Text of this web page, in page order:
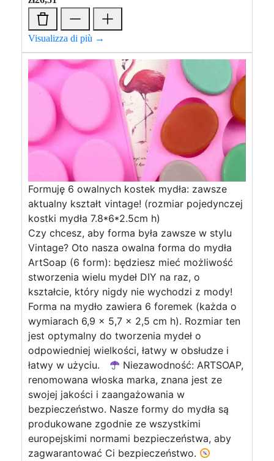
Visualizza di più →
Formuję 6 owalnych kostek mydła: zawsze
aktualny kształt vintage! (rozmiar pojedynczej
kostki mydła 7.8*6*2.5cm h)
Czy chcesz, aby forma była zawsze w stylu
Vintage? Oto nasza owalna forma do mydła
ArtSoap (6 form): będziesz mieć możliwość
stworzenia wielu mydeł DIY na raz, o
kształcie, który nigdy nie wychodzi z mody!
Forma na mydło zawiera 6 foremek (każda o
wymiarach 6,9 x 5,7 x 2,5 cm h). Rozmiar ten
jest optymalny do tworzenia mydeł o
odpowiedniej wielkości, łatwy w obsłudze i
łatwy w użyciu.
Niezawodność: ARTSOAP,
renomowana włoska marka, znana jest ze
swojej jakości i zaangażowania w
bezpieczeństwo. Nasze formy do mydła są
produkowane zgodnie ze wszystkimi
europejskimi normami bezpieczeństwa, aby
zagwarantować Ci bezpieczeństwo.